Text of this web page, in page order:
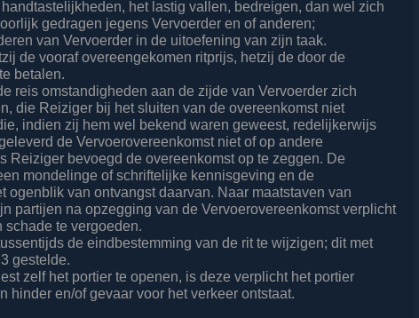
het lastig vallen, bedreigen, dan wel zich
gedragen jegens Vervoerder en of anderen;
van Vervoerder in de uitoefening van zijn taak.
de vooraf overeengekomen ritprijs, hetzij de door de
betalen.
reis omstandigheden aan de zijde van Vervoerder zich
die Reiziger bij het sluiten van de overeenkomst niet
indien zij hem wel bekend waren geweest, redelijkerwijs
de Vervoerovereenkomst niet of op andere
Reiziger bevoegd de overeenkomst op te zeggen. De
mondelinge of schriftelijke kennisgeving en de
ogenblik van ontvangst daarvan. Naar maatstaven van
partijen na opzegging van de Vervoerovereenkomst verplicht
te vergoeden.
de eindbestemming van de rit te wijzigen; dit met
gestelde.
zelf het portier te openen, is deze verplicht het portier
hinder en/of gevaar voor het verkeer ontstaat.